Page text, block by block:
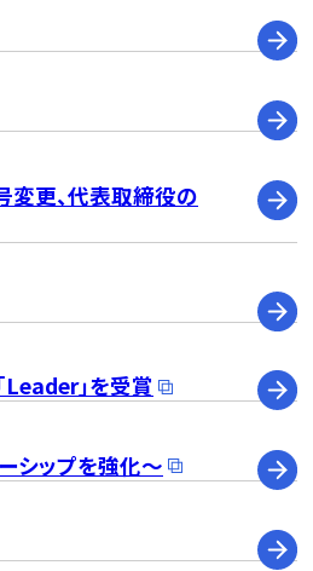
変更、代表取締役の
」を受賞
シップを強化～